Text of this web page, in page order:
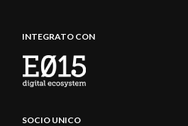
INTEGRATO CON
SOCIO UNICO